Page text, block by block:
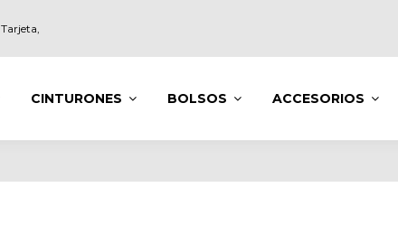
Tarjeta,
CINTURONES BOLSOS ACCESORIOS